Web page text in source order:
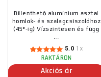
Billenthető alumínium asztal
homlok- és szalagcsiszolóhoz
(45°-ig) Vízszintesen és függ
...
5.0 1x
RAKTÁRON
Akciós ár